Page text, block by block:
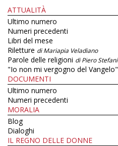
ATTUALITÀ
Ultimo numero
Numeri precedenti
Libri del mese
Riletture di Mariapia Veladiano
Parole delle religioni di Piero Stefani
"Io non mi vergogno del Vangelo"
DOCUMENTI
Ultimo numero
Numeri precedenti
MORALIA
Blog
Dialoghi
IL REGNO DELLE DONNE